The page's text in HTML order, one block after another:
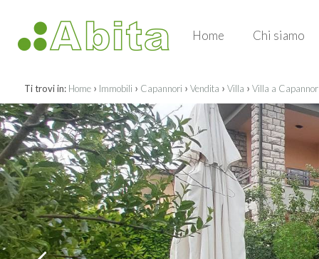
Home Chi siamo
Ti trovi in: Home › Immobili › Capannori › Vendita › Villa › Villa a